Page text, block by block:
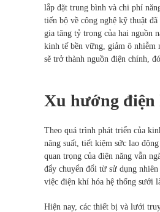
lắp đặt trung bình và chi phí
tiến bộ về công nghệ kỹ thuật
gia tăng tỷ trọng của hai nguồn
kinh tế bền vững, giảm ô nhiễm
sẽ trở thành nguồn điện chính,
Xu hướng điện
Theo quá trình phát triển của
năng suất, tiết kiệm sức lao
quan trọng của điện năng vẫn
đẩy chuyển đổi từ sử dụng
việc điện khí hóa hệ thống sưởi
Hiện nay, các thiết bị và lưới